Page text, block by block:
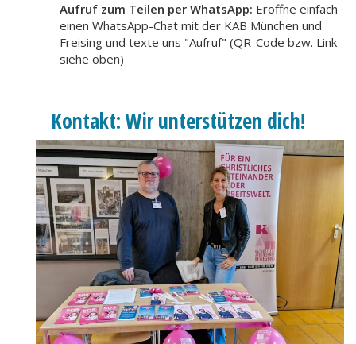
Aufruf zum Teilen per WhatsApp: Eröffne einfach
einen WhatsApp-Chat mit der KAB München und
Freising und texte uns "Aufruf" (QR-Code bzw. Link
siehe oben)
Kontakt: Wir unterstützen dich!